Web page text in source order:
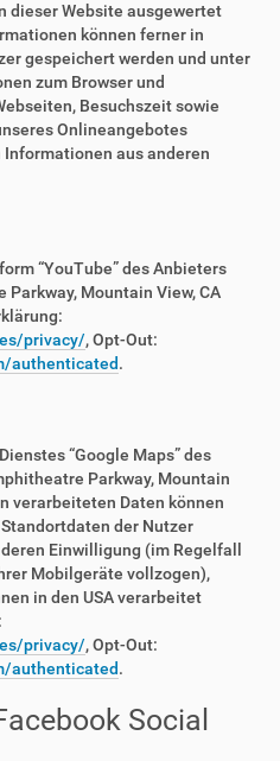
dieser Website ausgewertet
können ferner in
gespeichert werden und unter
zum Browser und
Besuchszeit sowie
Onlineangebotes
aus anderen
“YouTube” des Anbieters
Mountain View, CA
privacy/, Opt-Out:
authenticated.
“Google Maps” des
Parkway, Mountain
verarbeiteten Daten können
der Nutzer
Einwilligung (im Regelfall
Mobilgeräte vollzogen),
in den USA verarbeitet
privacy/, Opt-Out:
authenticated.
Social